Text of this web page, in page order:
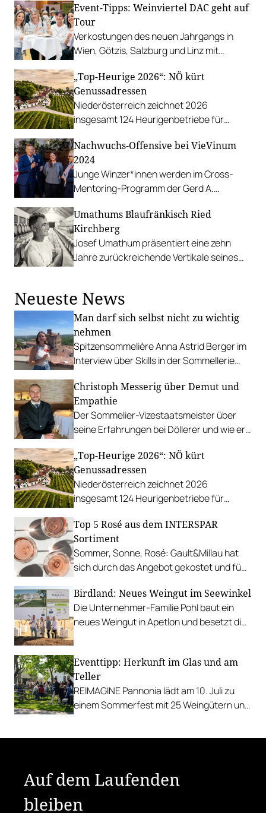
Event-Tipps: Weinviertel DAC geht auf
Tour
Verkostungen des neuen Jahrgangs in
Wien, Götzis, Salzburg und Linz mit
„Top-Heurige 2026“: NÖ kürt
Genussadressen
Niederösterreich zeichnet 2026
insgesamt 124 Heurigenbetriebe für
Nachwuchs-Offensive bei VieVinum
2024
Junge Winzer*innen werden im Cross-
Mentoring-Programm der Gerd A.
unterstützt.
Umathums Blaufränkisch Ried
Kirchberg
Josef Umathum präsentiert eine zehn
Jahre zurückreichende Vertikale seines
Neueste News
Man darf sich selbst nicht zu wichtig
nehmen
Spitzensommelière Anna Astrid Berger im
Interview über Skills in der Sommellerie
Staatsmeisterschaft so cool zu
performen.
Christoph Messerig über Demut und
Empathie
Der Sommelier-Vizestaatsmeister über
seine Erfahrungen bei Döllerer und wie er
„Top-Heurige 2026“: NÖ kürt
Genussadressen
Niederösterreich zeichnet 2026
insgesamt 124 Heurigenbetriebe für
Top 5 Rosé aus dem INTERSPAR
Sortiment
Sommer, Sonne, Rosé: Gault&Millau hat
sich durch das Angebot gekostet und fünf
Birdland: Neues Weingut im Seewinkel
Die Unternehmer-Familie Pohl baut ein
neues Weingut in Apetlon und besetzt die
Eventtipp: Herkunft im Glas und am
Teller
REIMAGINE Pannonia lädt am 10. Juli zu
einem Sommerfest mit 25 Weingütern und
Auf dem Laufenden
bleiben